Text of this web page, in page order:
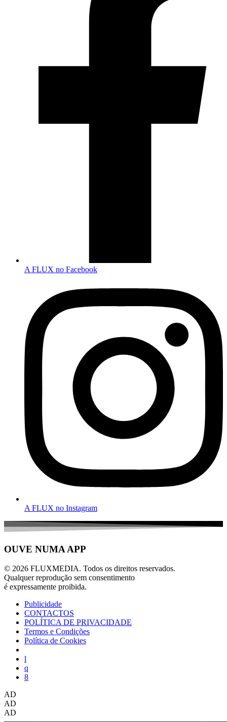
A FLUX no Facebook
A FLUX no Instagram
OUVE NUMA APP
© 2026 FLUXMEDIA. Todos os direitos reservados.
Qualquer reprodução sem consentimento
é expressamente proibida.
Publicidade
CONTACTOS
POLÍTICA DE PRIVACIDADE
Termos e Condições
Política de Cookies
AD
AD
AD